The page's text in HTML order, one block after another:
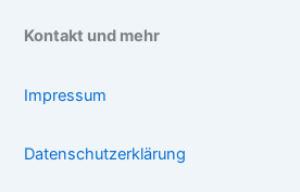
Kontakt und mehr
Impressum
Datenschutzerklärung